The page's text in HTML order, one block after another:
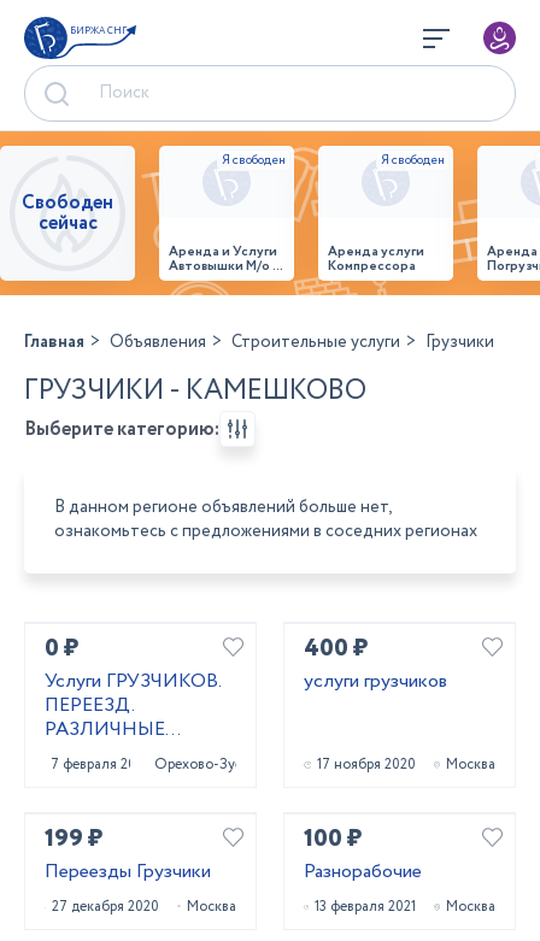
БИРЖА СНГ
Свободен
сейчас
Аренда и Услуги
Автовышки М/о г.
Домодедово
26,28,32 место
Аренда услуги
Компрессора
Главная Объявления Строительные услуги Грузчики
ГРУЗЧИКИ - КАМЕШКОВО
Выберите категорию:
В данном регионе объявлений больше нет,
ознакомьтесь с предложениями в соседних регионах
0 ₽
Услуги ГРУЗЧИКОВ.
ПЕРЕЕЗД.
РАЗЛИЧНЫЕ
РАБОТЫ
7 февраля 2021 Орехово-Зуево
400 ₽
услуги грузчиков
17 ноября 2020 Москва
199 ₽
Переезды Грузчики
27 декабря 2020 Москва
100 ₽
Разнорабочие
13 февраля 2021 Москва